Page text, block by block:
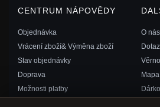
CENTRUM NÁPOVĚDY
Objednávka
Vrácení zboží& Výměna zboží
Stav objednávky
Doprava
Možnosti platby
O nás